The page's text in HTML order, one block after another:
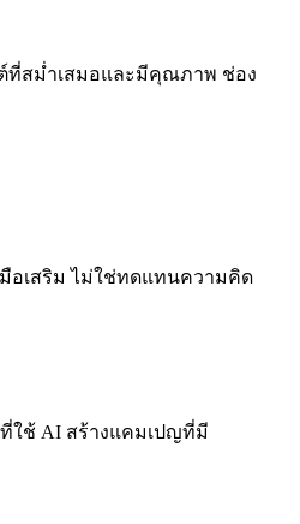
ที่สม่ำเสมอและมีคุณภาพ ช่อง
มือเสริม ไม่ใช่ทดแทนความคิด
ใช้ AI สร้างแคมเปญที่มี